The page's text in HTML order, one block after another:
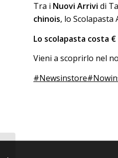
Tra i Nuovi Arrivi di
chinois, lo Scolapasta
Lo scolapasta costa €
Vieni a scoprirlo nel
#Newsinstore